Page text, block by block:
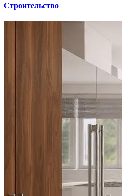
Строительство